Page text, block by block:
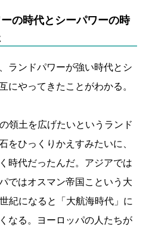
の時代とシーパワーの時
ランドパワーが強い時代とシ
にやってきたことがわかる。
領土を広げたいというランド
をひっくりかえすみたいに、
時代だったんだ。アジアでは
ではオスマン帝国こという大
紀になると「大航海時代」に
なる。ヨーロッパの人たちが